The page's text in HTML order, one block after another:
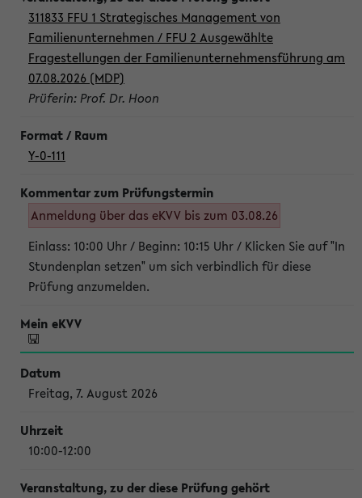
311833 FFU 1 Strategisches Management von
Familienunternehmen / FFU 2 Ausgewählte
Fragestellungen der Familienunternehmensführung am
07.08.2026 (MDP)
Prüferin: Prof. Dr. Hoon
Y-0-111
Anmeldung über das eKVV bis zum 03.08.26
Einlass: 10:00 Uhr / Beginn: 10:15 Uhr / Klicken Sie auf "In
Stundenplan setzen" um sich verbindlich für diese
Prüfung anzumelden.
Freitag, 7. August 2026
10:00-12:00